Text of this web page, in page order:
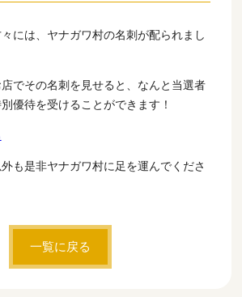
には、ヤナガワ村の名刺が配られまし
でその名刺を見せると、なんと当選者
優待を受けることができます！
も是非ヤナガワ村に足を運んでくださ
一覧に戻る